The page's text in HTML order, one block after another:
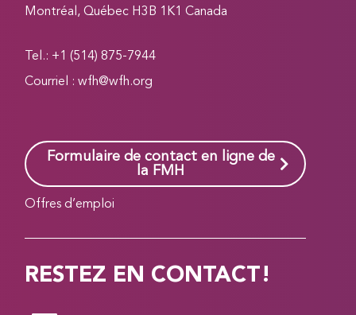
Montréal, Québec H3B 1K1 Canada
Tel.: +1 (514) 875-7944
Courriel :wfh@wfh.org
Formulaire de contact en ligne de
la FMH
Offres d’emploi
RESTEZ EN CONTACT!